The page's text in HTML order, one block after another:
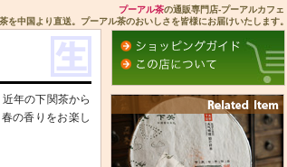
プーアル茶の通販専門店-プーアルカフェ
を中国より直送。プーアル茶のおいしさを皆様にお届けいたします。
年の下関茶から
の香りをお楽し
ヘ
ッ
ダ
ー
ー